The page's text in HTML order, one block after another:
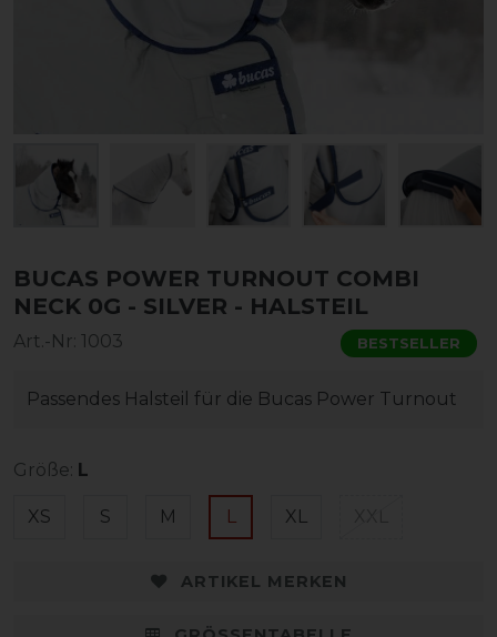
BUCAS POWER TURNOUT COMBI
NECK 0G - SILVER - HALSTEIL
Art.-Nr: 1003 BESTSELLER
Passendes Halsteil für die Bucas Power Turnout
Größe: L
XS S M L XL
ARTIKEL MERKEN